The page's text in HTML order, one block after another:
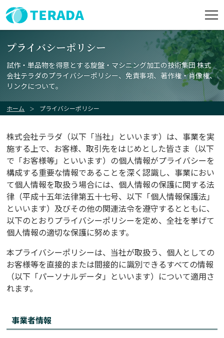
会社情報
会社概要
組織概要
沿革
アクセス
精密金属部品加工
旋盤加工
超薄物旋盤加工
マシニング加工
溶接技術
プライバシーポリシー
試作・単品物を得意とする旋盤・マシニング加工の技術集団株式
会社テラダのプライバシーポリシー、免責事項、著作権・肖像権、
リンクについて。
ホーム プライバシーポリシー
株式会社テラダ（以下「当社」といいます）は、事業を実
施する上で、お客様、取引先をはじめとした皆さま（以下
で「お客様等」といいます）の個人情報がプライバシーを
構成する重要な情報であることを深く認識し、事業におい
て個人情報を取扱う場合には、個人情報の保護に関する法
律（平成十五年法律第五十七号、以下「個人情報保護法」
といいます）及びその他の関連法令を遵守するとともに、
以下のとおりプライバシーポリシーを定め、全社を挙げて
個人情報の適切な保護に努めます。
本プライバシーポリシーは、当社が取扱う、個人としての
お客様等を直接的または間接的に識別できるすべての情報
（以下「パーソナルデータ」といいます）について適用さ
れます。
事業者情報